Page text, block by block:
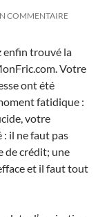
COMMENTAIRE
enfin trouvé la
Votre
ont été
fatidique :
votre
il ne faut pas
de crédit; une
et il faut tout